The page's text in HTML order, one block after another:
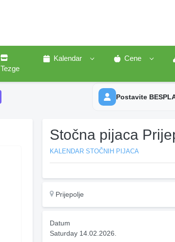
Tezge
Kalendar Cene
Postavite
Stočna pijaca
KALENDAR STOČNIH PIJACA
Prijepolje
Datum
Saturday 14.02.2026.